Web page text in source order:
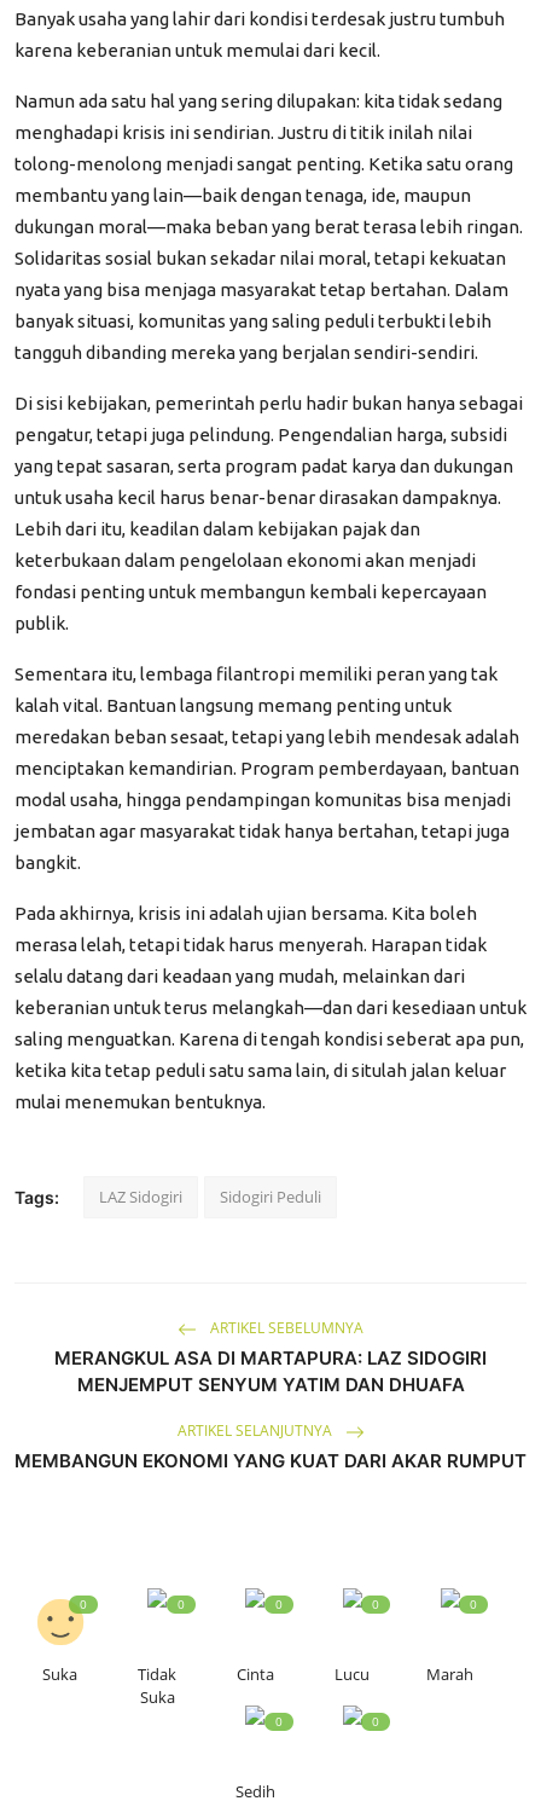
Banyak usaha yang lahir dari kondisi terdesak justru tumbuh
karena keberanian untuk memulai dari kecil.
Namun ada satu hal yang sering dilupakan: kita tidak sedang
menghadapi krisis ini sendirian. Justru di titik inilah nilai
tolong-menolong menjadi sangat penting. Ketika satu orang
membantu yang lain—baik dengan tenaga, ide, maupun
dukungan moral—maka beban yang berat terasa lebih ringan.
Solidaritas sosial bukan sekadar nilai moral, tetapi kekuatan
nyata yang bisa menjaga masyarakat tetap bertahan. Dalam
banyak situasi, komunitas yang saling peduli terbukti lebih
tangguh dibanding mereka yang berjalan sendiri-sendiri.
Di sisi kebijakan, pemerintah perlu hadir bukan hanya sebagai
pengatur, tetapi juga pelindung. Pengendalian harga, subsidi
yang tepat sasaran, serta program padat karya dan dukungan
untuk usaha kecil harus benar-benar dirasakan dampaknya.
Lebih dari itu, keadilan dalam kebijakan pajak dan
keterbukaan dalam pengelolaan ekonomi akan menjadi
fondasi penting untuk membangun kembali kepercayaan
publik.
Sementara itu, lembaga filantropi memiliki peran yang tak
kalah vital. Bantuan langsung memang penting untuk
meredakan beban sesaat, tetapi yang lebih mendesak adalah
menciptakan kemandirian. Program pemberdayaan, bantuan
modal usaha, hingga pendampingan komunitas bisa menjadi
jembatan agar masyarakat tidak hanya bertahan, tetapi juga
bangkit.
Pada akhirnya, krisis ini adalah ujian bersama. Kita boleh
merasa lelah, tetapi tidak harus menyerah. Harapan tidak
selalu datang dari keadaan yang mudah, melainkan dari
keberanian untuk terus melangkah—dan dari kesediaan untuk
saling menguatkan. Karena di tengah kondisi seberat apa pun,
ketika kita tetap peduli satu sama lain, di situlah jalan keluar
mulai menemukan bentuknya.
Tags: LAZ Sidogiri Sidogiri Peduli
ARTIKEL SEBELUMNYA
MERANGKUL ASA DI MARTAPURA: LAZ SIDOGIRI
MENJEMPUT SENYUM YATIM DAN DHUAFA
ARTIKEL SELANJUTNYA
MEMBANGUN EKONOMI YANG KUAT DARI AKAR RUMPUT
0
Suka
0
Tidak
Suka
0
Cinta
0
Lucu
0
Marah
0
Sedih
0